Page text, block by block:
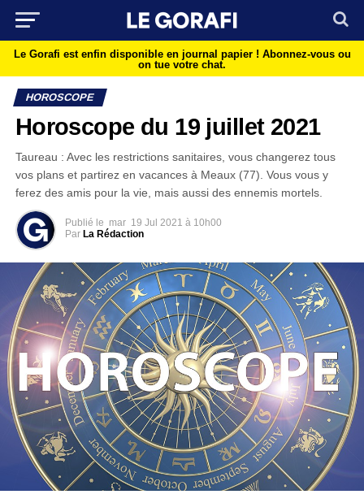
Le Gorafi est enfin disponible en journal papier ! Abonnez-vous ou
on tue votre chat.
HOROSCOPE
Horoscope du 19 juillet 2021
Taureau : Avec les restrictions sanitaires, vous changerez tous
vos plans et partirez en vacances à Meaux (77). Vous vous y
ferez des amis pour la vie, mais aussi des ennemis mortels.
Publié le mar 19 Jul 2021 à 10h00
Par La Rédaction